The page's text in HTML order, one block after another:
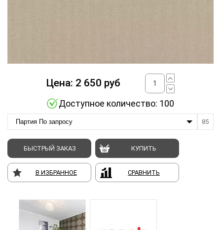
Цена: 2 650 руб
Доступное количество: 100
Партия По запросу 85
БЫСТРЫЙ ЗАКАЗ КУПИТЬ
В ИЗБРАННОЕ СРАВНИТЬ